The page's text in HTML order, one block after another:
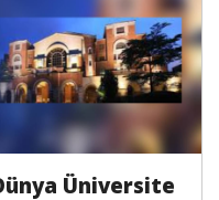
Üniversite